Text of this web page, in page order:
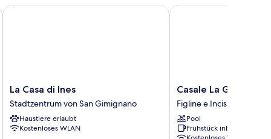
La
Casa
di
Ines
Stadtzentrum
La Casa di Ines
Stadtzentrum von San Gimignano
Haustiere erlaubt
Kostenloses WLAN
La Casa di Ines
Casale
La
Gora
Figline
e
Casale La Gora
Figline e Incisa Valdarno
Pool
Frühstück inbegriffen
Casale La Gora